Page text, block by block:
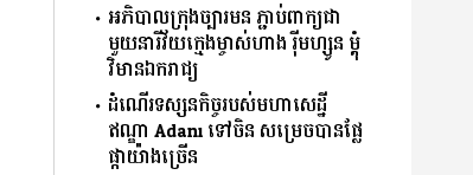
អភិបាលក្រុងច្បារមន ភ្ជាប់ពាក្យជា
មួយនារីវ័យក្មេងម្ចាស់ហាង រ៉ីមហ្សូន ម្តុំ
វិមានឯករាជ្យ
ដំណើរទស្សនកិច្ចរបស់មហាសេដ្ឋី
ឥណ្ឌា Adani ទៅចិន សម្រេចបានផ្លែ
ផ្កាយ៉ាងច្រើន